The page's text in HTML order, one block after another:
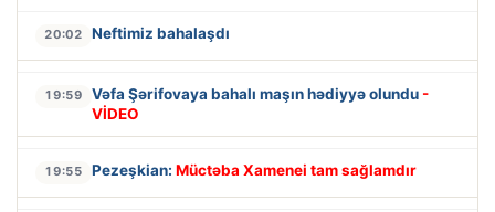
20:02 Neftimiz bahalaşdı
19:59 Vəfa Şərifovaya bahalı maşın hədiyyə olundu -
VİDEO
19:55 Pezeşkian: Müctəba Xamenei tam sağlamdır